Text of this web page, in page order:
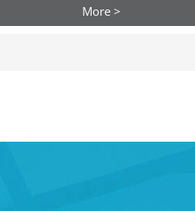
More >